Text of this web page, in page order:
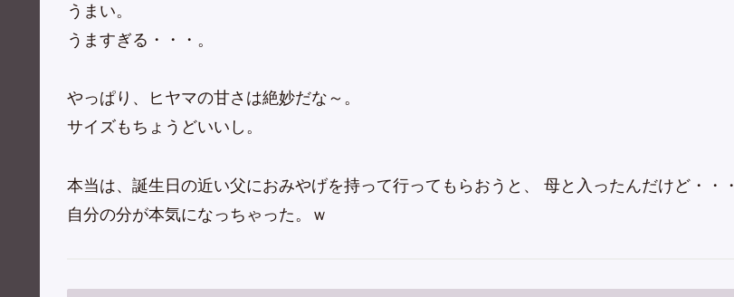
うまい。
うますぎる・・・。
やっぱり、ヒヤマの甘さは絶妙だな～。
サイズもちょうどいいし。
本当は、誕生日の近い父におみやげを持って行ってもらおうと、 母と入ったんだけど・・・
自分の分が本気になっちゃった。ｗ